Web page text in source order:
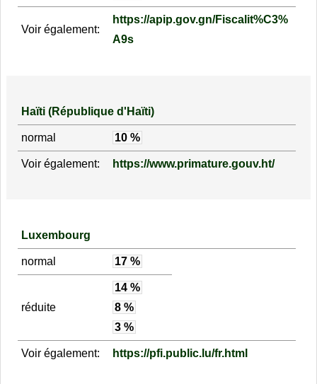
Voir également:
https://apip.gov.gn/Fiscalit%C3%
A9s
Haïti (République d'Haïti)
normal 10 %
Voir également: https://www.primature.gouv.ht/
Luxembourg
normal 17 %
réduite
14 %
8 %
3 %
Voir également: https://pfi.public.lu/fr.html